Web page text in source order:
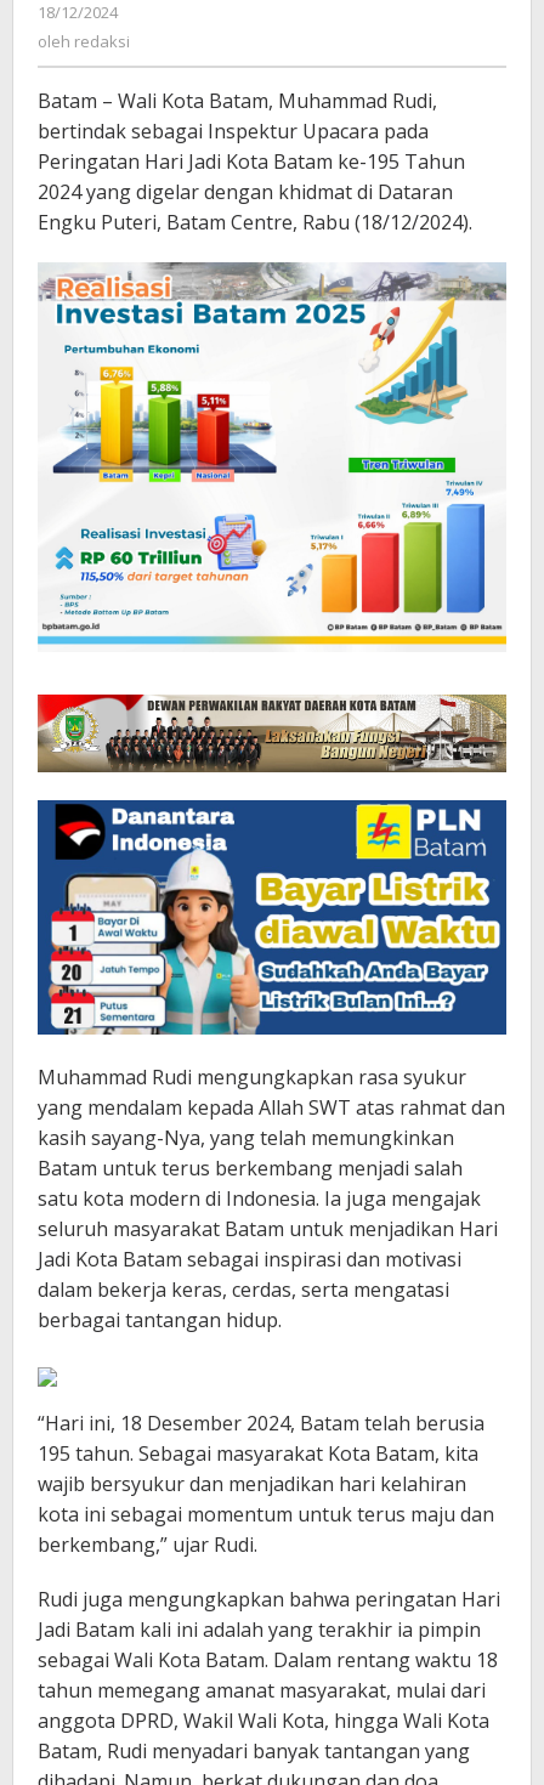
Berkembang
18/12/2024
redaksi
oleh redaksi
Batam – Wali Kota Batam, Muhammad Rudi,
bertindak sebagai Inspektur Upacara pada
Peringatan Hari Jadi Kota Batam ke-195 Tahun
2024 yang digelar dengan khidmat di Dataran
Engku Puteri, Batam Centre, Rabu (18/12/2024).
Muhammad Rudi mengungkapkan rasa syukur
yang mendalam kepada Allah SWT atas rahmat dan
kasih sayang-Nya, yang telah memungkinkan
Batam untuk terus berkembang menjadi salah
satu kota modern di Indonesia. Ia juga mengajak
seluruh masyarakat Batam untuk menjadikan Hari
Jadi Kota Batam sebagai inspirasi dan motivasi
dalam bekerja keras, cerdas, serta mengatasi
berbagai tantangan hidup.
“Hari ini, 18 Desember 2024, Batam telah berusia
195 tahun. Sebagai masyarakat Kota Batam, kita
wajib bersyukur dan menjadikan hari kelahiran
kota ini sebagai momentum untuk terus maju dan
berkembang,” ujar Rudi.
Rudi juga mengungkapkan bahwa peringatan Hari
Jadi Batam kali ini adalah yang terakhir ia pimpin
sebagai Wali Kota Batam. Dalam rentang waktu 18
tahun memegang amanat masyarakat, mulai dari
anggota DPRD, Wakil Wali Kota, hingga Wali Kota
Batam, Rudi menyadari banyak tantangan yang